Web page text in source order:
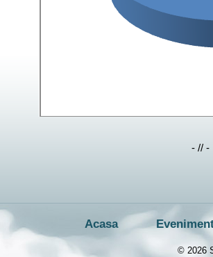
- // -
Acasa
© 2026